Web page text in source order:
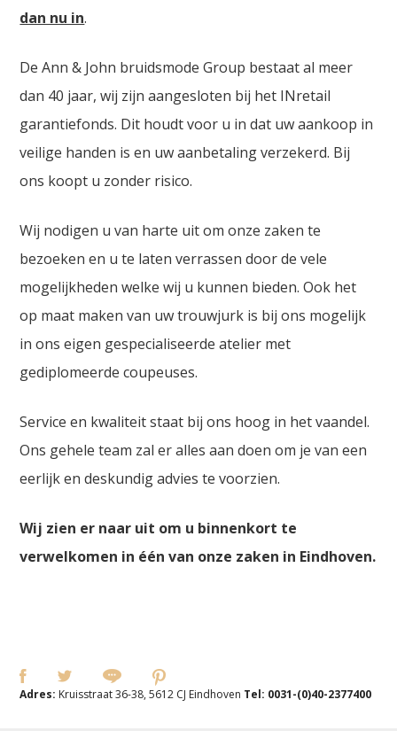
dan nu in.
De Ann & John bruidsmode Group bestaat al meer
dan 40 jaar, wij zijn aangesloten bij het INretail
garantiefonds. Dit houdt voor u in dat uw aankoop in
veilige handen is en uw aanbetaling verzekerd. Bij
ons koopt u zonder risico.
Wij nodigen u van harte uit om onze zaken te
bezoeken en u te laten verrassen door de vele
mogelijkheden welke wij u kunnen bieden. Ook het
op maat maken van uw trouwjurk is bij ons mogelijk
in ons eigen gespecialiseerde atelier met
gediplomeerde coupeuses.
Service en kwaliteit staat bij ons hoog in het vaandel.
Ons gehele team zal er alles aan doen om je van een
eerlijk en deskundig advies te voorzien.
Wij zien er naar uit om u binnenkort te
verwelkomen in één van onze zaken in Eindhoven.
Adres: Kruisstraat 36-38, 5612 CJ Eindhoven Tel: 0031-(0)40-2377400